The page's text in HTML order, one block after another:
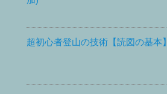
超初心者登山の技術【読図の基本】